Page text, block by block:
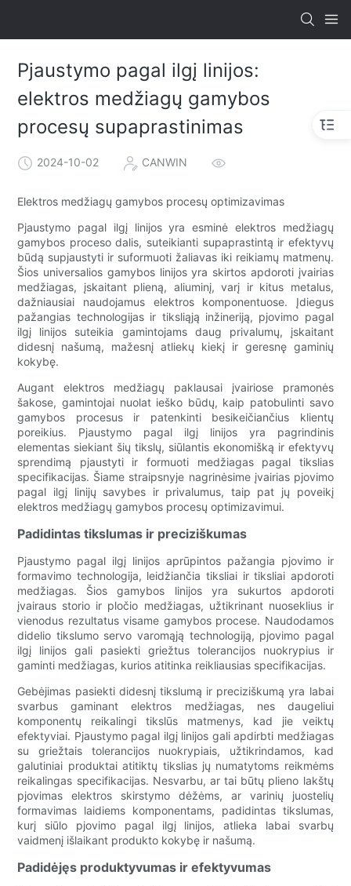
Pjaustymo pagal ilgį linijos:
elektros medžiagų gamybos
procesų supaprastinimas
2024-10-02 CANWIN
Elektros medžiagų gamybos procesų optimizavimas
Pjaustymo pagal ilgį linijos yra esminė elektros medžiagų
gamybos proceso dalis, suteikianti supaprastintą ir efektyvų
būdą supjaustyti ir suformuoti žaliavas iki reikiamų matmenų.
Šios universalios gamybos linijos yra skirtos apdoroti įvairias
medžiagas, įskaitant plieną, aliuminį, varį ir kitus metalus,
dažniausiai naudojamus elektros komponentuose. Įdiegus
pažangias technologijas ir tiksliąją inžineriją, pjovimo pagal
ilgį linijos suteikia gamintojams daug privalumų, įskaitant
didesnį našumą, mažesnį atliekų kiekį ir geresnę gaminių
kokybę.
Augant elektros medžiagų paklausai įvairiose pramonės
šakose, gamintojai nuolat ieško būdų, kaip patobulinti savo
gamybos procesus ir patenkinti besikeičiančius klientų
poreikius. Pjaustymo pagal ilgį linijos yra pagrindinis
elementas siekiant šių tikslų, siūlantis ekonomišką ir efektyvų
sprendimą pjaustyti ir formuoti medžiagas pagal tikslias
specifikacijas. Šiame straipsnyje nagrinėsime įvairias pjovimo
pagal ilgį linijų savybes ir privalumus, taip pat jų poveikį
elektros medžiagų gamybos procesų optimizavimui.
Padidintas tikslumas ir preciziškumas
Pjaustymo pagal ilgį linijos aprūpintos pažangia pjovimo ir
formavimo technologija, leidžiančia tiksliai ir tiksliai apdoroti
medžiagas. Šios gamybos linijos yra sukurtos apdoroti
įvairaus storio ir pločio medžiagas, užtikrinant nuoseklius ir
vienodus rezultatus visame gamybos procese. Naudodamos
didelio tikslumo servo varomąją technologiją, pjovimo pagal
ilgį linijos gali pasiekti griežtus tolerancijos nuokrypius ir
gaminti medžiagas, kurios atitinka reikliausias specifikacijas.
Gebėjimas pasiekti didesnį tikslumą ir preciziškumą yra labai
svarbus gaminant elektros medžiagas, nes daugeliui
komponentų reikalingi tikslūs matmenys, kad jie veiktų
efektyviai. Pjaustymo pagal ilgį linijos gali apdirbti medžiagas
su griežtais tolerancijos nuokrypiais, užtikrindamos, kad
galutiniai produktai atitiktų tikslias jų numatytoms reikmėms
reikalingas specifikacijas. Nesvarbu, ar tai būtų plieno lakštų
pjovimas elektros skirstymo dėžėms, ar varinių juostelių
formavimas laidiems komponentams, padidintas tikslumas,
kurį siūlo pjovimo pagal ilgį linijos, atlieka labai svarbų
vaidmenį išlaikant produkto kokybę ir našumą.
Padidėjęs produktyvumas ir efektyvumas